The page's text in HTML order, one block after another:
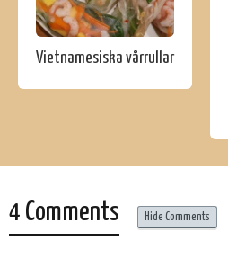
Vietnamesiska vårrullar
4 Comments Hide Comments